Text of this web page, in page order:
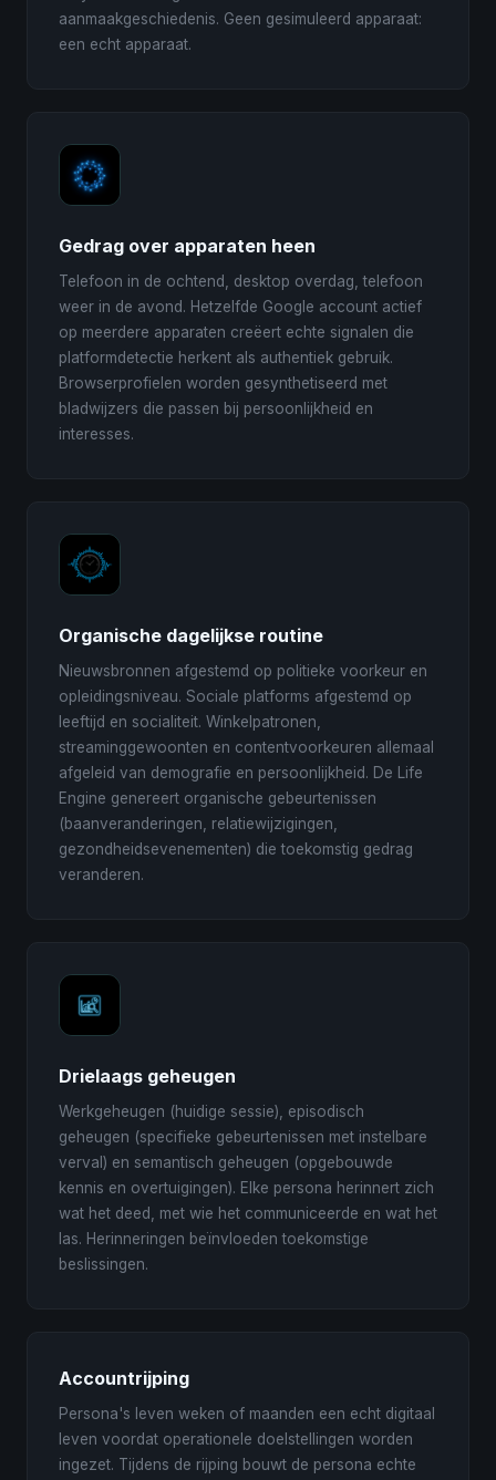
aanmaakgeschiedenis. Geen gesimuleerd apparaat:
een echt apparaat.
Gedrag over apparaten heen
Telefoon in de ochtend, desktop overdag, telefoon
weer in de avond. Hetzelfde Google account actief
op meerdere apparaten creëert echte signalen die
platformdetectie herkent als authentiek gebruik.
Browserprofielen worden gesynthetiseerd met
bladwijzers die passen bij persoonlijkheid en
interesses.
Organische dagelijkse routine
Nieuwsbronnen afgestemd op politieke voorkeur en
opleidingsniveau. Sociale platforms afgestemd op
leeftijd en socialiteit. Winkelpatronen,
streaminggewoonten en contentvoorkeuren allemaal
afgeleid van demografie en persoonlijkheid. De Life
Engine genereert organische gebeurtenissen
(baanveranderingen, relatiewijzigingen,
gezondheidsevenementen) die toekomstig gedrag
veranderen.
Drielaags geheugen
Werkgeheugen (huidige sessie), episodisch
geheugen (specifieke gebeurtenissen met instelbare
verval) en semantisch geheugen (opgebouwde
kennis en overtuigingen). Elke persona herinnert zich
wat het deed, met wie het communiceerde en wat het
las. Herinneringen beïnvloeden toekomstige
beslissingen.
Accountrijping
Persona's leven weken of maanden een echt digitaal
leven voordat operationele doelstellingen worden
ingezet. Tijdens de rijping bouwt de persona echte